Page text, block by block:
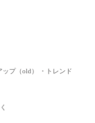
プ（old） ・トレンド